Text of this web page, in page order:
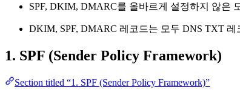
SPF, DKIM, DMARC를 올바르게 설정하지 않은
DKIM, SPF, DMARC 레코드는 모두 DNS TXT 레
1. SPF (Sender Policy Framework)
Section titled “1. SPF (Sender Policy Framework)”